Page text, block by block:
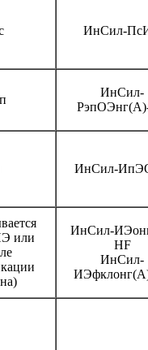
ИнСил-
ИнСил-
ИнСил-
или
ИнСил-
HF
ИнСил-